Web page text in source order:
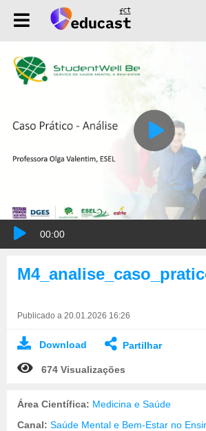
00:00
Publicado a 20.01.2026 16:26
Download Partilhar
674 Visualizações
Área Científica: Medicina e Saúde
Canal: Saúde Mental e Bem-Estar no